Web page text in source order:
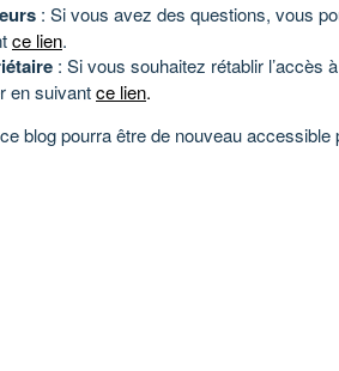
: Si vous avez des questions, vous
ce lien.
: Si vous souhaitez rétablir l’accès
en suivantce lien.
blog pourra être de nouveau